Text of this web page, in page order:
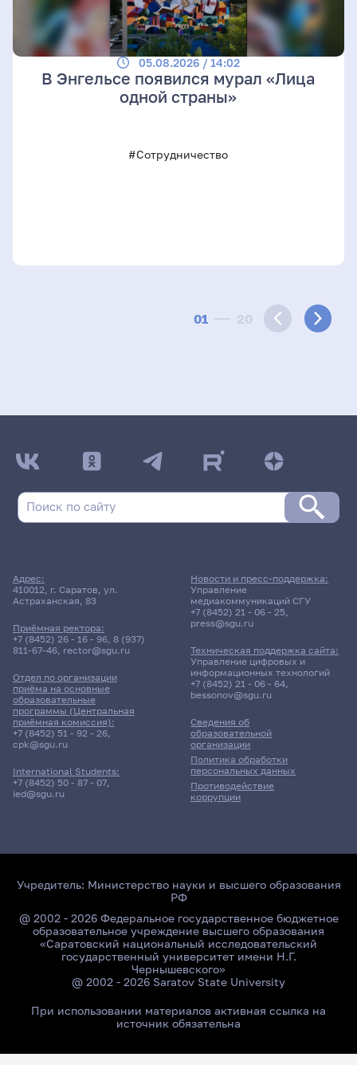
01 20
05.08.2026 / 14:02
В Энгельсе появился мурал «Лица
одной страны»
#Сотрудничество
Адрес:
410012, г. Саратов, ул.
Астраханская, 83
Приёмная ректора:
+7 (8452) 26 - 16 - 96, 8 (937)
811-67-46, rector@sgu.ru
Отдел по организации
приёма на основные
образовательные
программы (Центральная
приёмная комиссия):
+7 (8452) 51 - 92 - 26,
cpk@sgu.ru
International Students:
+7 (8452) 50 - 87 - 07,
ied@sgu.ru
Сведения об
образовательной
организации
Политика обработки
персональных данных
Противодействие
коррупции
Новости и пресс-поддержка:
Управление
медиакоммуникаций СГУ
+7 (8452) 21 - 06 - 25,
press@sgu.ru
Техническая поддержка сайта:
Управление цифровых и
информационных технологий
+7 (8452) 21 - 06 - 64,
bessonov@sgu.ru
Учредитель: Министерство науки и высшего образования
РФ
@ 2002 - 2026 Федеральное государственное бюджетное
образовательное учреждение высшего образования
«Саратовский национальный исследовательский
государственный университет имени Н.Г.
Чернышевского»
@ 2002 - 2026 Saratov State University
При использовании материалов активная ссылка на
источник обязательна